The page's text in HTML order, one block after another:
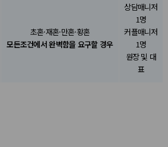
초혼·재혼·만혼·황혼
모든조건에서 완벽함을 요구할 경우
상담매니저
1명
커플매니저
1명
원장 및 대
표